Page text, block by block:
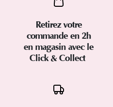
Retirez votre
commande en 2h
en magasin avec le
Click & Collect